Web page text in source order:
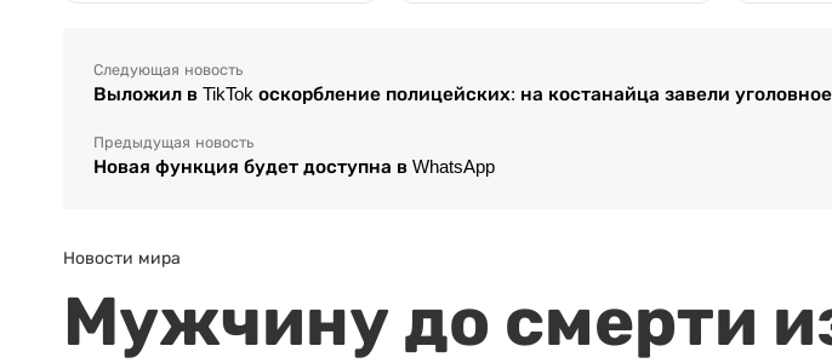
Следующая новость
Выложил в TikTok оскорбление полицейских: на костанайца завели
Предыдущая новость
Новая функция будет доступна в WhatsApp
Новости мира
Мужчину до смерти